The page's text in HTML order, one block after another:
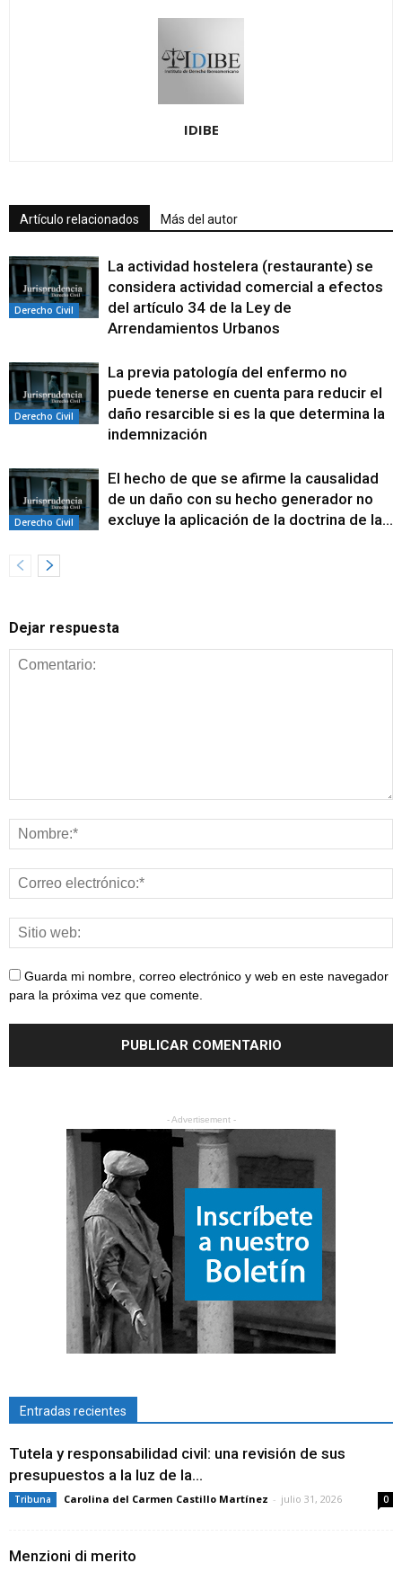
IDIBE
Artículo relacionados Más del autor
Derecho Civil
La actividad hostelera (restaurante) se
considera actividad comercial a efectos
del artículo 34 de la Ley de
Arrendamientos Urbanos
Derecho Civil
La previa patología del enfermo no
puede tenerse en cuenta para reducir el
daño resarcible si es la que determina la
indemnización
Derecho Civil
El hecho de que se afirme la causalidad
de un daño con su hecho generador no
excluye la aplicación de la doctrina de la...
Dejar respuesta
Guarda mi nombre, correo electrónico y web en este navegador
para la próxima vez que comente.
- Advertisement -
Entradas recientes
Tutela y responsabilidad civil: una revisión de sus
presupuestos a la luz de la...
Tribuna Carolina del Carmen Castillo Martínez - julio 31, 2026 0
Menzioni di merito